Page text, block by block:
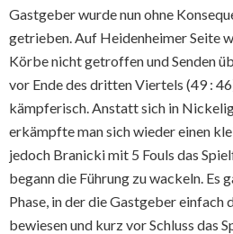
Gastgeber wurde nun ohne
getrieben. Auf Heidenheimer Seite
Körbe nicht getroffen und Senden
vor Ende des dritten Viertels (49 :
kämpferisch. Anstatt sich in
erkämpfte man sich wieder einen
jedoch Branicki mit 5 Fouls das
begann die Führung zu wackeln. Es
Phase, in der die Gastgeber einfach
bewiesen und kurz vor Schluss das